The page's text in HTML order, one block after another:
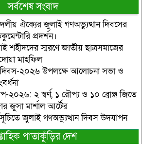
সর্বশেষ সংবাদ
ঐক্যের জুলাই গণঅভ্যুত্থান দিবসের
প্রদর্শন।
শহীদদের স্মরণে জাতীয় ছাত্রসমাজের
মাহফিল
দিবস-২০২৬ উপলক্ষে আলোচনা সভা ও
২০২৬: ২ স্বর্ণ, ১ রৌপ্য ও ১০ ব্রোঞ্জ জিতে
জুসা মার্শাল আর্টের
জুলাই গণঅভ্যুত্থান দিবস উদযাপন
পাতাকুঁড়ির দেশ